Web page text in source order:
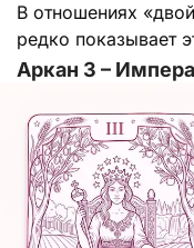
В отношениях
редко показывает
Аркан 3 –